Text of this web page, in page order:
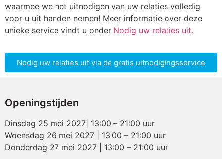
waarmee we het uitnodigen van uw relaties volledig
voor u uit handen nemen! Meer informatie over deze
unieke service vindt u onder Nodig uw relaties uit.
Nodig uw relaties uit via de gratis uitnodigingsservice
Openingstijden
Dinsdag 25 mei 2027| 13:00 – 21:00 uur
Woensdag 26 mei 2027 | 13:00 – 21:00 uur
Donderdag 27 mei 2027 | 13:00 – 21:00 uur